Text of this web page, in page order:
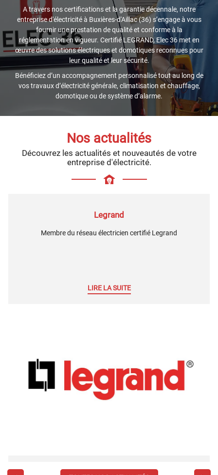
A travers nos certifications et la garantie décennale, notre
entreprise d'électricité à Buxières-d'Aillac (36) s’engage à vous
fournir une prestation de qualité et conforme à la
réglementation en vigueur. Certifié LEGRAND, Elec 36 met en
œuvre des solutions électriques et domotiques reconnues pour
leur qualité et leur sécurité.
Bénéficiez d’un accompagnement personnalisé tout au long de
vos travaux d’électricité générale, climatisation et chauffage,
domotique ou de système d’alarme.
Nos actualités
Découvrez les actualités et nouveautés de votre
entreprise d'électricité.
Legrand
Membre du réseau électricien certifié Legrand
LIRE LA SUITE